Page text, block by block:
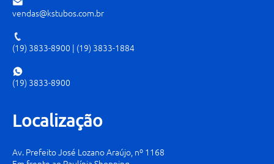
vendas@kstubos.com.br
(19) 3833-8900 | (19) 3833-1884
(19) 3833-8900
Localização
Av. Prefeito José Lozano Araújo, nº 1168